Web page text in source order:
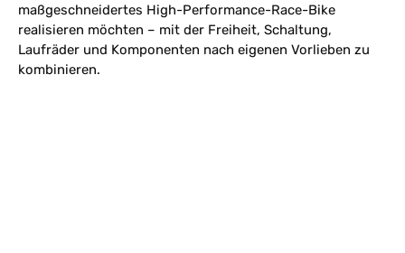
maßgeschneidertes High-Performance-Race-Bike
realisieren möchten – mit der Freiheit, Schaltung,
Laufräder und Komponenten nach eigenen Vorlieben zu
kombinieren.